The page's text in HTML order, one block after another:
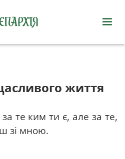
життя
те ким ти є, але за те,
зі мною.